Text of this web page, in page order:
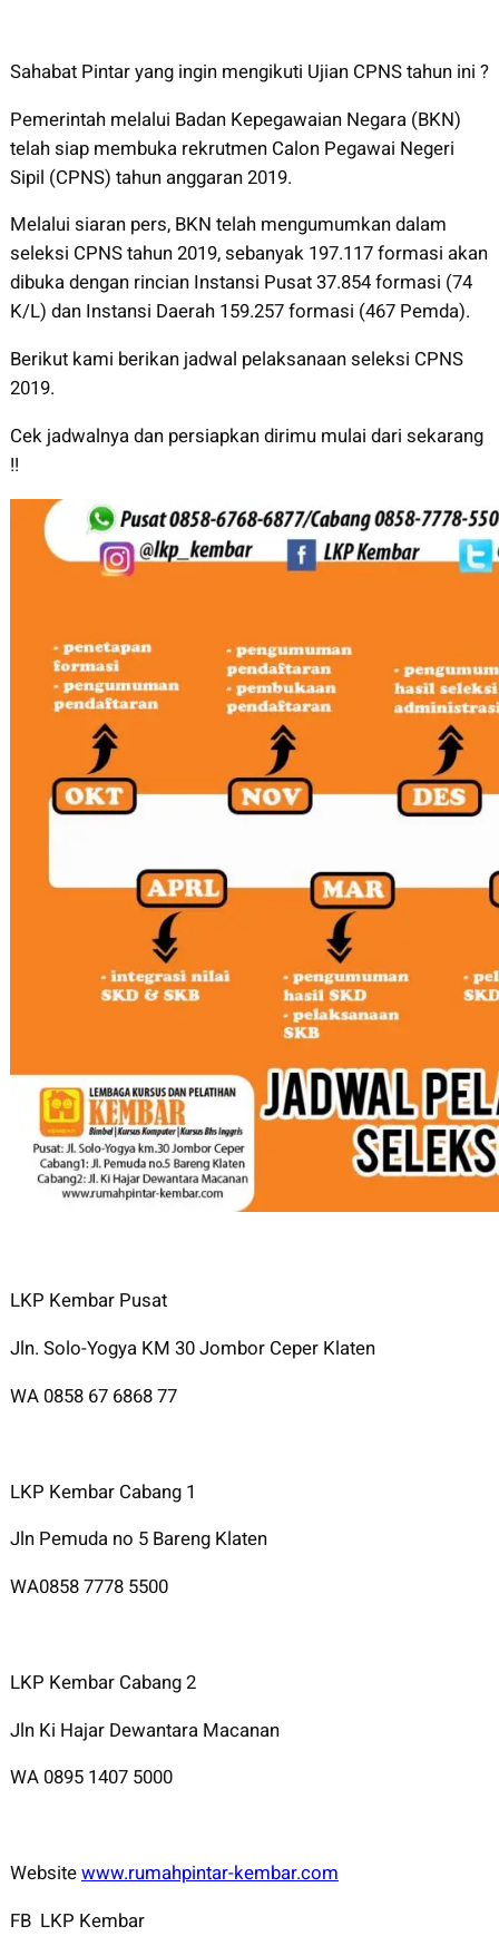
Sahabat Pintar yang ingin mengikuti Ujian CPNS tahun ini ?
Pemerintah melalui Badan Kepegawaian Negara (BKN)
telah siap membuka rekrutmen Calon Pegawai Negeri
Sipil (CPNS) tahun anggaran 2019.
Melalui siaran pers, BKN telah mengumumkan dalam
seleksi CPNS tahun 2019, sebanyak 197.117 formasi akan
dibuka dengan rincian Instansi Pusat 37.854 formasi (74
K/L) dan Instansi Daerah 159.257 formasi (467 Pemda).
Berikut kami berikan jadwal pelaksanaan seleksi CPNS
2019.
Cek jadwalnya dan persiapkan dirimu mulai dari sekarang
!!
LKP Kembar Pusat
Jln. Solo-Yogya KM 30 Jombor Ceper Klaten
WA 0858 67 6868 77
LKP Kembar Cabang 1
Jln Pemuda no 5 Bareng Klaten
WA0858 7778 5500
LKP Kembar Cabang 2
Jln Ki Hajar Dewantara Macanan
WA 0895 1407 5000
Websitewww.rumahpintar-kembar.com
FB LKP Kembar